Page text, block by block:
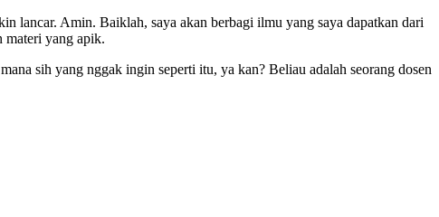
lancar. Amin. Baiklah, saya akan berbagi ilmu yang saya dapatkan dari
materi yang apik.
sih yang nggak ingin seperti itu, ya kan? Beliau adalah seorang dosen